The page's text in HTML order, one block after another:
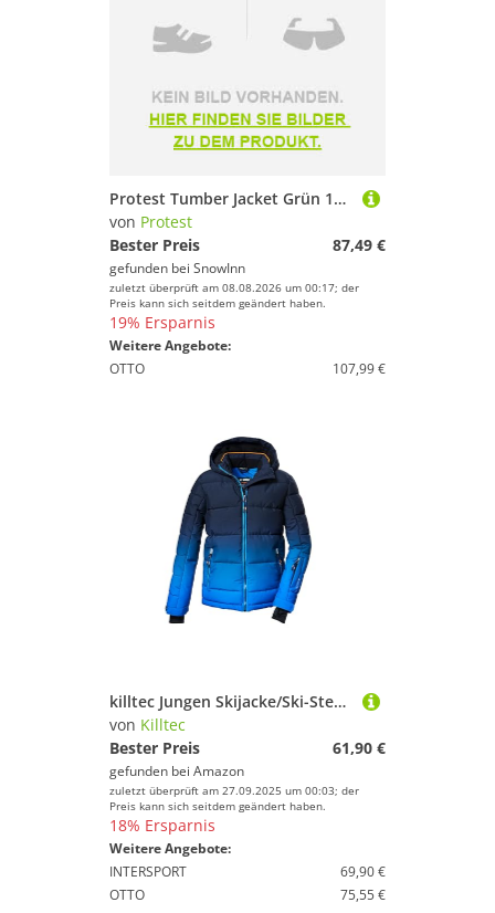
Protest Tumber Jacket Grün 176 cm Kinder
von Protest
Bester Preis
87,49 €
gefunden bei SnowInn
zuletzt überprüft am 08.08.2026 um 00:17; der
Preis kann sich seitdem geändert haben.
19% Ersparnis
Weitere Angebote:
OTTO
107,99 €
killtec Jungen Skijacke/Ski-Steppjacke mit Kapuze und Schneefang KSW 382 BYS QLTD JCKT, neon blue, 164, 42453-000
von Killtec
Bester Preis
61,90 €
gefunden bei Amazon
zuletzt überprüft am 27.09.2025 um 00:03; der
Preis kann sich seitdem geändert haben.
18% Ersparnis
Weitere Angebote:
INTERSPORT
69,90 €
OTTO
75,55 €